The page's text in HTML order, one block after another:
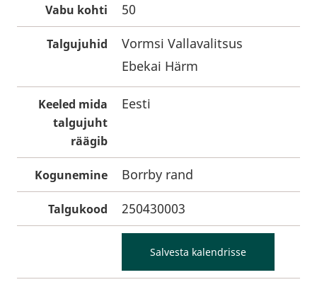
Vabu kohti 50
Talgujuhid
Vormsi Vallavalitsus
Ebekai Härm
Keeled mida
talgujuht
räägib
Eesti
Kogunemine Borrby rand
Talgukood 250430003
Salvesta kalendrisse